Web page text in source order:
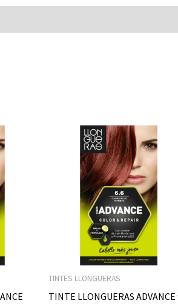
TINTES LLONGUERAS
TINTE LLONGUERAS ADVANCE